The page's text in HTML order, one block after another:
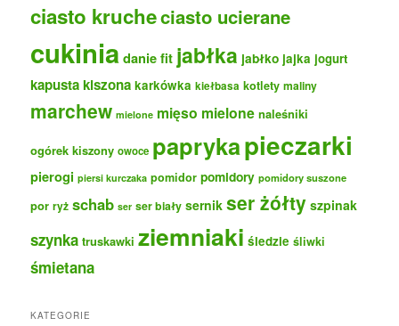
ciasto krucheciasto ucierane
cukiniadanie fit jabłka jabłko jajka jogurt
kapusta kiszona karkówka kiełbasa kotlety maliny
marchew mielone mięso mielone naleśniki
ogórek kiszony owoce paprykapieczarki
pierogi piersi kurczaka pomidor pomidory pomidory suszone
por ryż schab ser ser biały sernik ser żółty szpinak
szynka truskawki ziemniaki śledzie śliwki
śmietana
KATEGORIE